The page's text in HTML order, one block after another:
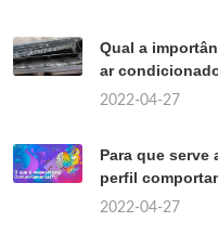
Qual a
ar
2022-04-27
Para que serve
perfil
2022-04-27